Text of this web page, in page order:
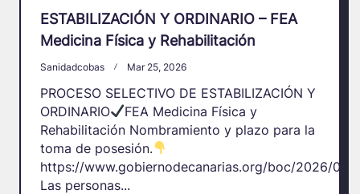
ESTABILIZACIÓN Y ORDINARIO – FEA
Medicina Física y Rehabilitación
Sanidadcobas Mar 25, 2026
PROCESO SELECTIVO DE ESTABILIZACIÓN Y
ORDINARIO
FEA Medicina Física y
Rehabilitación Nombramiento y plazo para la
toma de posesión.
https://www.gobiernodecanarias.org/boc/2026/
Las personas...